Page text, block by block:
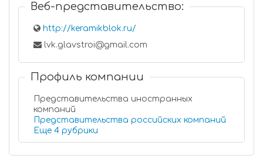
Веб-представительство:
http://keramikblok.ru/
lvk.glavstroi@gmail.com
Профиль компании
Представительства иностранных
компаний
Представительства российских компаний
Еще 4 рубрики